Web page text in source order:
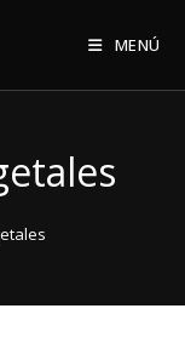
MENÚ